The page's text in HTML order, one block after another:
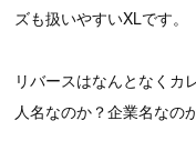
ズも扱いやすいXLです。
リバースはなんとなくカ
人名なのか？企業名なの